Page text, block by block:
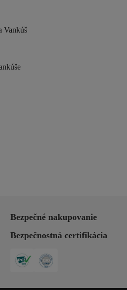
Vankúš
Bezpečné nakupovanie
Bezpečnostná certifikácia